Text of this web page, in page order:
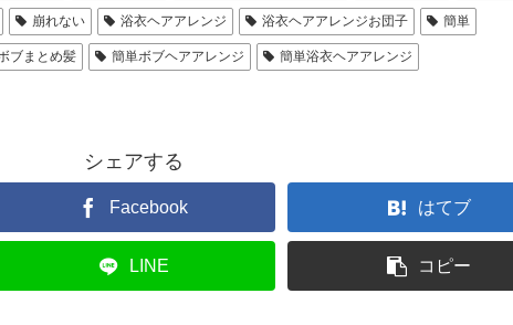
崩れない 浴衣ヘアアレンジ 浴衣ヘアアレンジお団子 簡単
ブまとめ髪 簡単ボブヘアアレンジ 簡単浴衣ヘアアレンジ
シェアする
Facebook はてブ
LINE コピー